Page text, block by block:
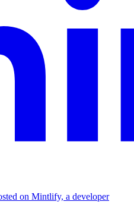
on Mintlify, a developer